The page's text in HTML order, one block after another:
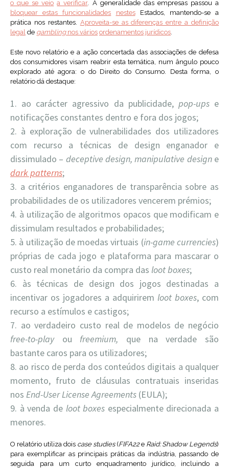
o que se veio a verificar. A generalidade das empresas passou a
bloquear estas funcionalidades
nestesEstados, mantendo-se a
prática nos restantes. Aproveita-se as diferenças entre a definição
legal de gamblingnos vários ordenamentos jurídicos.
Este novo relatório e a ação concertada das associações de defesa
dos consumidores visam reabrir esta temática, num ângulo pouco
explorado até agora: o do Direito do Consumo. Desta forma, o
relatório dá destaque:
ao carácter agressivo da publicidade, pop-upse
notificações constantes dentro e fora dos jogos;
à exploração de vulnerabilidades dos utilizadores
com recurso a técnicas de design enganador e
dissimulado – deceptive design, manipulative designe
dark patterns;
a critérios enganadores de transparência sobre as
probabilidades de os utilizadores vencerem prémios;
à utilização de algoritmos opacos que modificam e
dissimulam resultados e probabilidades;
à utilização de moedas virtuais (in-game currencies)
próprias de cada jogo e plataforma para mascarar o
custo real monetário da compra das loot boxes;
às técnicas de design dos jogos destinadas a
incentivar os jogadores a adquirirem loot boxes, com
recurso a estímulos e castigos;
ao verdadeiro custo real de modelos de negócio
free-to-playou freemium, que na verdade são
bastante caros para os utilizadores;
ao risco de perda dos conteúdos digitais a qualquer
momento, fruto de cláusulas contratuais inseridas
nos End-User License Agreements (EULA);
à venda de loot boxes especialmente direcionada a
menores.
O relatório utiliza dois case studies(FIFA22e Raid: Shadow Legends)
para exemplificar as principais práticas da indústria, passando de
seguida para um curto enquadramento jurídico, incluindo a